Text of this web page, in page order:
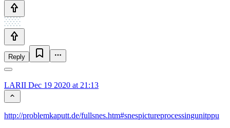
Reply
LARII Dec 19 2020 at 21:13
http://problemkaputt.de/fullsnes.htm#snespictureprocessingunitppu